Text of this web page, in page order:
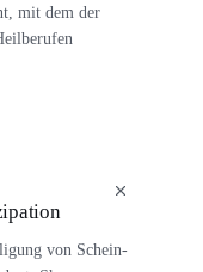
mit dem der
von Schein-